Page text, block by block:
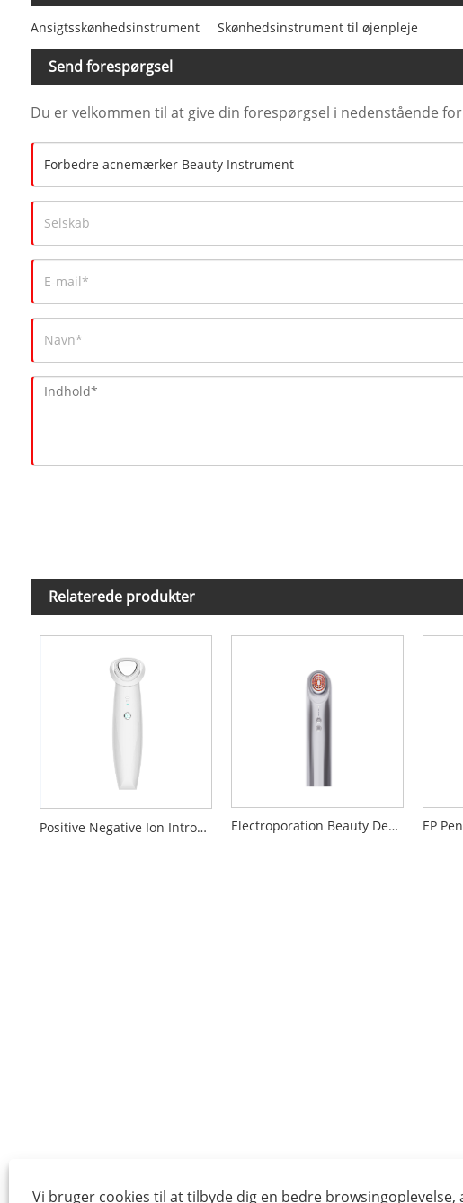
Ansigtsskønhedsinstrument Skønhedsinstrument til øjenpleje
Send forespørgsel
Du er velkommen til at give din forespørgsel i nedenstående
Relaterede produkter
Positive Negative Ion Introduktion Rengøringsskønhedsanordning Electroporation Beauty Device
Vi bruger cookies til at tilbyde dig en bedre browsingoplevelse,